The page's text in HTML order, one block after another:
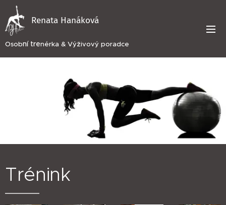
Renata Hanáková
Osobní trenérka & Výživový poradce
Trénink